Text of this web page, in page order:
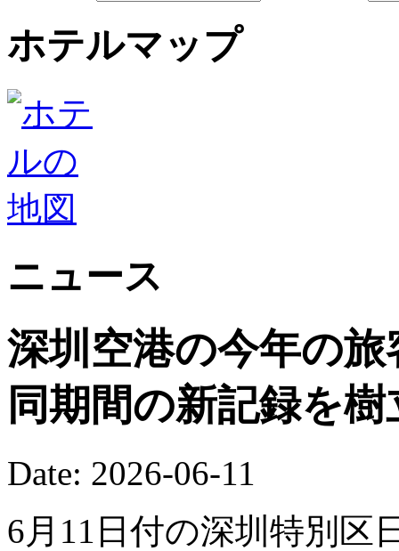
ホテルマップ
ニュース
深圳空港の今年の
同期間の新記録を
Date: 2026-06-11
6月11日付の深圳特別区